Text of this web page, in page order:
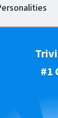
#1